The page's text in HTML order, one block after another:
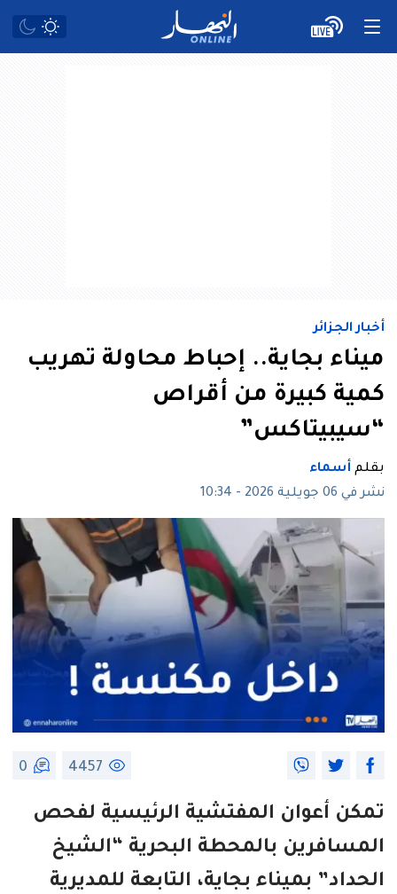
أخبار الجزائر
ميناء بجاية.. إحباط محاولة تهريب
كمية كبيرة من أقراص
“سيبيتاكس”
بقلم أسماء
نشر في 06 جويلية 2026 - 10:34
4457
0
تمكن أعوان المفتشية الرئيسية لفحص
المسافرين بالمحطة البحرية “الشيخ
الحداد” بميناء بجاية، التابعة للمديرية